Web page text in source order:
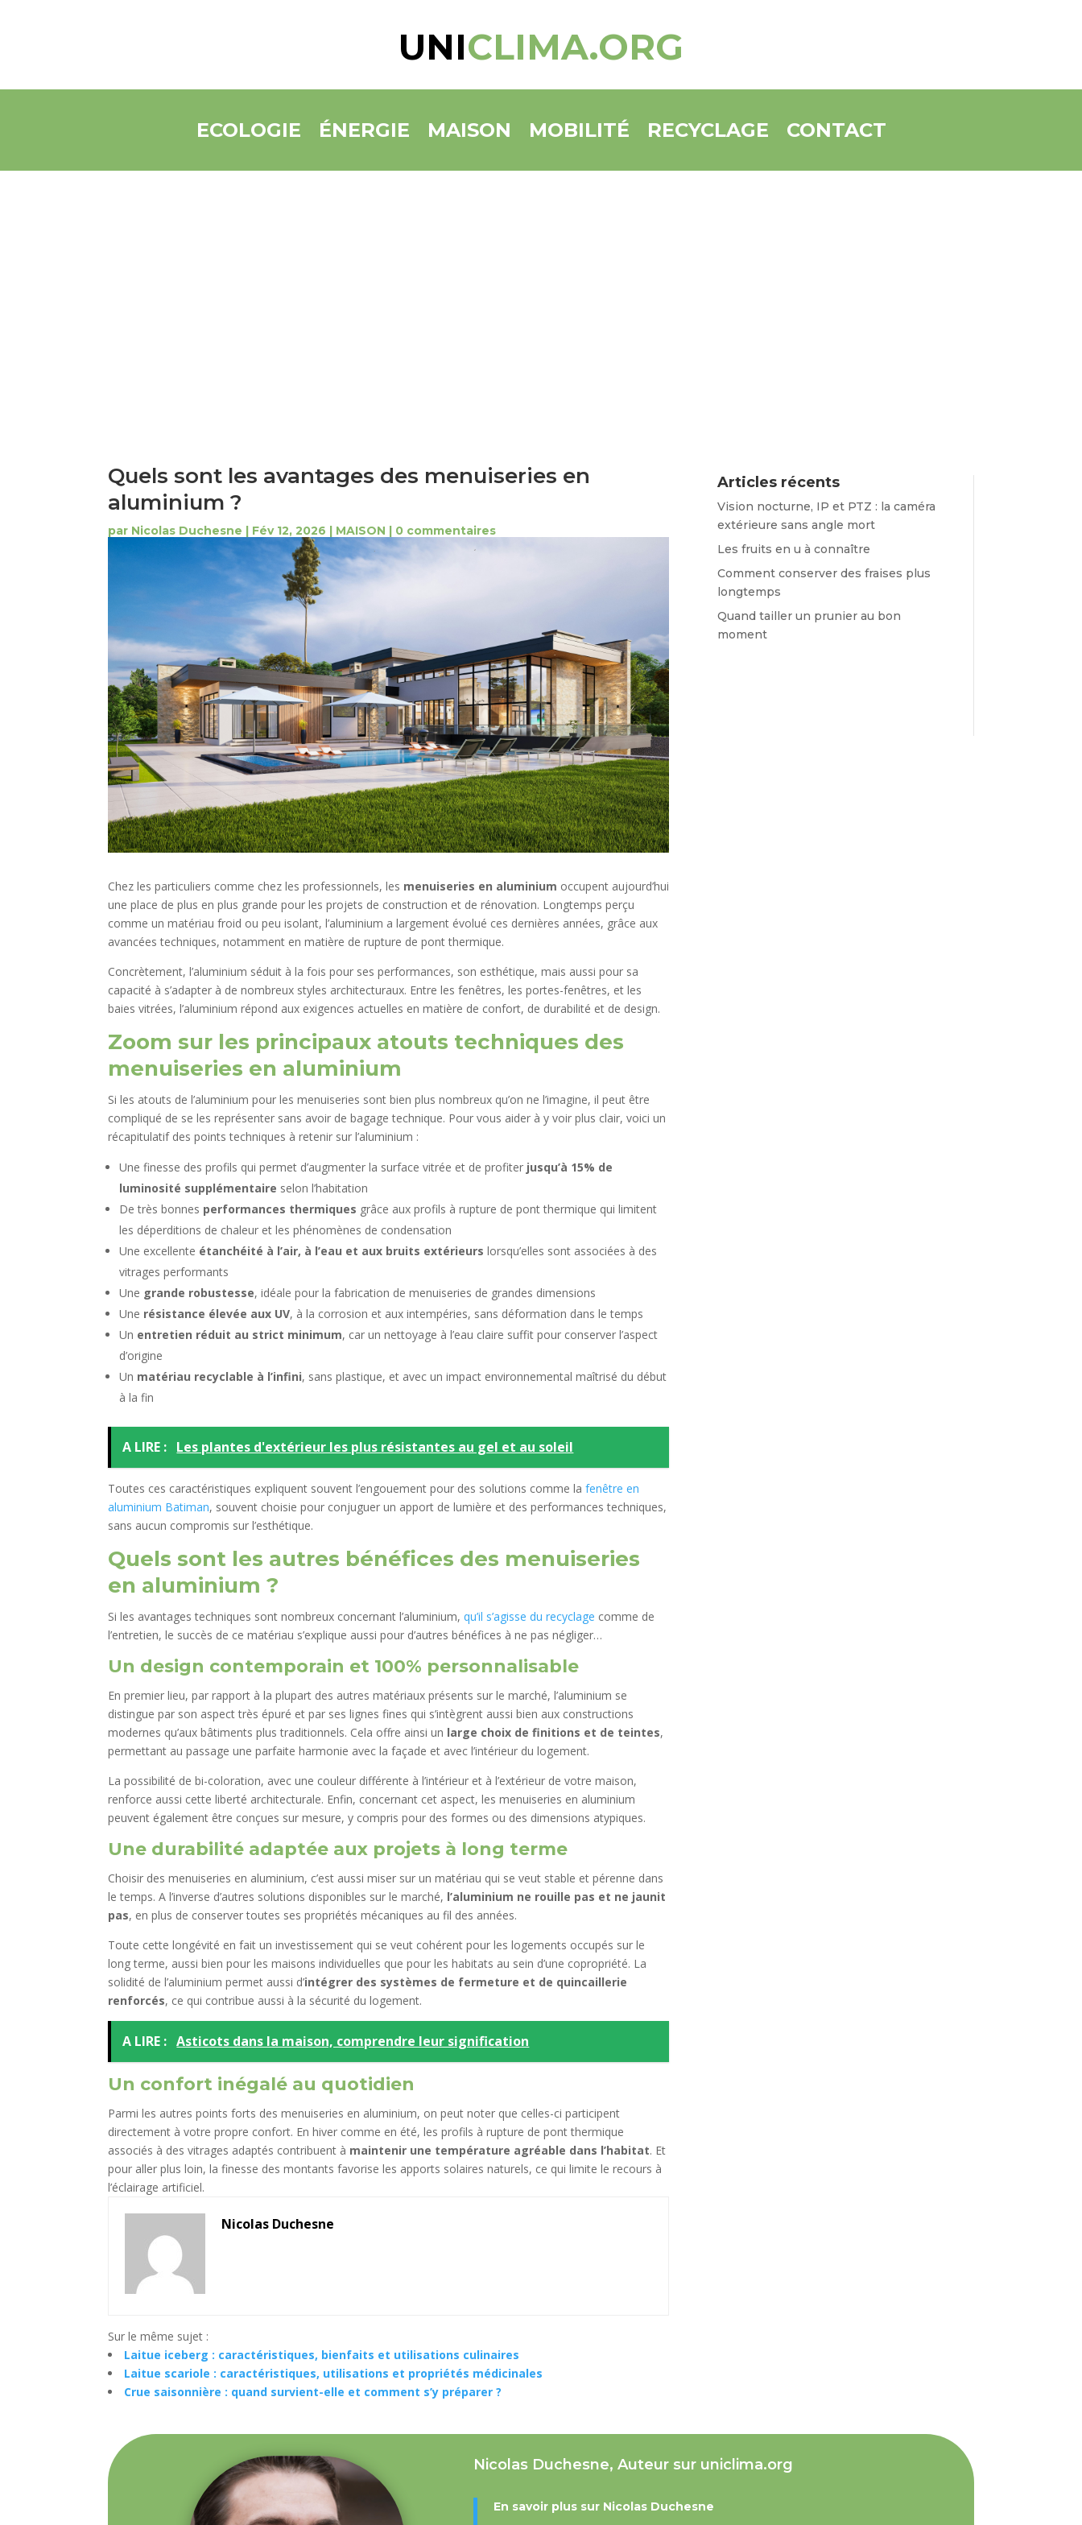
UNICLIMA.ORG
ECOLOGIE ÉNERGIE MAISON MOBILITÉ RECYCLAGE CONTACT
Quels sont les avantages des menuiseries en
aluminium ?
par Nicolas Duchesne Fév 12, 2026 MAISON 0 commentaires
Chez les particuliers comme chez les professionnels, les menuiseries en aluminium occupent aujourd’hui
une place de plus en plus grande pour les projets de construction et de rénovation. Longtemps perçu
comme un matériau froid ou peu isolant, l’aluminium a largement évolué ces dernières années, grâce aux
avancées techniques, notamment en matière de rupture de pont thermique.
Concrètement, l’aluminium séduit à la fois pour ses performances, son esthétique, mais aussi pour sa
capacité à s’adapter à de nombreux styles architecturaux. Entre les fenêtres, les portes-fenêtres, et les
baies vitrées, l’aluminium répond aux exigences actuelles en matière de confort, de durabilité et de design.
Zoom sur les principaux atouts techniques des
menuiseries en aluminium
Si les atouts de l’aluminium pour les menuiseries sont bien plus nombreux qu’on ne l’imagine, il peut être
compliqué de se les représenter sans avoir de bagage technique. Pour vous aider à y voir plus clair, voici un
récapitulatif des points techniques à retenir sur l’aluminium :
Une finesse des profils qui permet d’augmenter la surface vitrée et de profiter jusqu’à 15% de
luminosité supplémentaire selon l’habitation
De très bonnes performances thermiques grâce aux profils à rupture de pont thermique qui limitent
les déperditions de chaleur et les phénomènes de condensation
Une excellente étanchéité à l’air, à l’eau et aux bruits extérieurs lorsqu’elles sont associées à des
vitrages performants
Une grande robustesse, idéale pour la fabrication de menuiseries de grandes dimensions
Une résistance élevée aux UV, à la corrosion et aux intempéries, sans déformation dans le temps
Un entretien réduit au strict minimum, car un nettoyage à l’eau claire suffit pour conserver l’aspect
d’origine
Un matériau recyclable à l’infini, sans plastique, et avec un impact environnemental maîtrisé du début
à la fin
A LIRE : Les plantes d'extérieur les plus résistantes au gel et au soleil
Toutes ces caractéristiques expliquent souvent l’engouement pour des solutions comme lafenêtre en
aluminium Batiman, souvent choisie pour conjuguer un apport de lumière et des performances techniques,
sans aucun compromis sur l’esthétique.
Quels sont les autres bénéfices des menuiseries
en aluminium ?
Si les avantages techniques sont nombreux concernant l’aluminium,qu’il s’agisse du recyclage comme de
l’entretien, le succès de ce matériau s’explique aussi pour d’autres bénéfices à ne pas négliger…
Un design contemporain et 100% personnalisable
En premier lieu, par rapport à la plupart des autres matériaux présents sur le marché, l’aluminium se
distingue par son aspect très épuré et par ses lignes fines qui s’intègrent aussi bien aux constructions
modernes qu’aux bâtiments plus traditionnels. Cela offre ainsi un large choix de finitions et de teintes,
permettant au passage une parfaite harmonie avec la façade et avec l’intérieur du logement.
La possibilité de bi-coloration, avec une couleur différente à l’intérieur et à l’extérieur de votre maison,
renforce aussi cette liberté architecturale. Enfin, concernant cet aspect, les menuiseries en aluminium
peuvent également être conçues sur mesure, y compris pour des formes ou des dimensions atypiques.
Une durabilité adaptée aux projets à long terme
Choisir des menuiseries en aluminium, c’est aussi miser sur un matériau qui se veut stable et pérenne dans
le temps. A l’inverse d’autres solutions disponibles sur le marché, l’aluminium ne rouille pas et ne jaunit
pas, en plus de conserver toutes ses propriétés mécaniques au fil des années.
Toute cette longévité en fait un investissement qui se veut cohérent pour les logements occupés sur le
long terme, aussi bien pour les maisons individuelles que pour les habitats au sein d’une copropriété. La
solidité de l’aluminium permet aussi d’intégrer des systèmes de fermeture et de quincaillerie
renforcés, ce qui contribue aussi à la sécurité du logement.
A LIRE : Asticots dans la maison, comprendre leur signification
Un confort inégalé au quotidien
Parmi les autres points forts des menuiseries en aluminium, on peut noter que celles-ci participent
directement à votre propre confort. En hiver comme en été, les profils à rupture de pont thermique
associés à des vitrages adaptés contribuent à maintenir une température agréable dans l’habitat. Et
pour aller plus loin, la finesse des montants favorise les apports solaires naturels, ce qui limite le recours à
l’éclairage artificiel.
Nicolas Duchesne
Sur le même sujet :
Laitue iceberg : caractéristiques, bienfaits et utilisations culinaires
Laitue scariole : caractéristiques, utilisations et propriétés médicinales
Crue saisonnière : quand survient-elle et comment s’y préparer ?
Articles récents
Vision nocturne, IP et PTZ : la caméra
extérieure sans angle mort
Les fruits en u à connaître
Comment conserver des fraises plus
longtemps
Quand tailler un prunier au bon
moment
Nicolas Duchesne, Auteur sur uniclima.org
En savoir plus sur Nicolas Duchesne